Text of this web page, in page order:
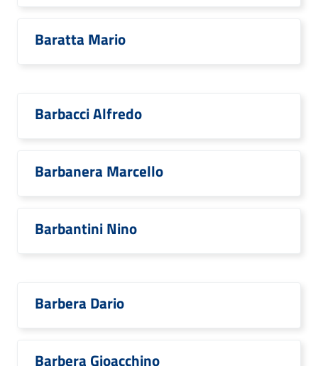
Baratta Mario
Barbacci Alfredo
Barbanera Marcello
Barbantini Nino
Barbera Dario
Barbera Gioacchino